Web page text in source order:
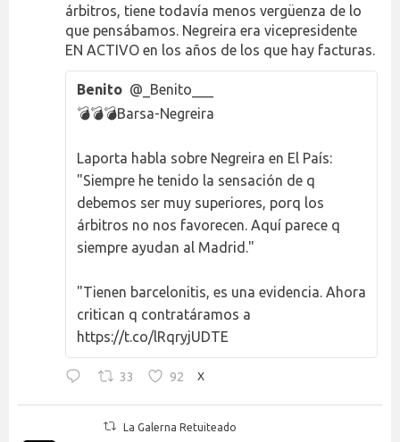
árbitros, tiene todavía menos vergüenza de lo
que pensábamos. Negreira era vicepresidente
EN ACTIVO en los años de los que hay facturas.
Benito @_Benito___
💣💣💣Barsa-Negreira
Laporta habla sobre Negreira en El País:
"Siempre he tenido la sensación de q
debemos ser muy superiores, porq los
árbitros no nos favorecen. Aquí parece q
siempre ayudan al Madrid."
"Tienen barcelonitis, es una evidencia. Ahora
critican q contratáramos a
https://t.co/lRqryjUDTE
33 92 X
La Galerna Retuiteado